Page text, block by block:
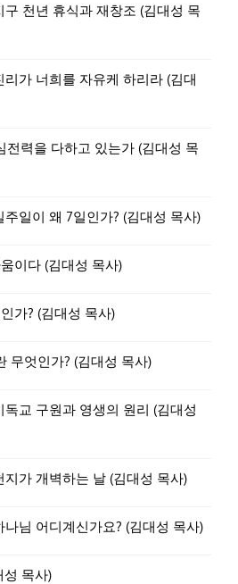
천년 휴식과 재창조 (김대성 목
가 너희를 자유케 하리라 (김대
전력을 다하고 있는가 (김대성 목
일이 왜 7일인가? (김대성 목사)
이다 (김대성 목사)
가? (김대성 목사)
무엇인가? (김대성 목사)
교 구원과 영생의 원리 (김대성
가 개벽하는 날 (김대성 목사)
님 어디계신가요? (김대성 목사)
성 목사)